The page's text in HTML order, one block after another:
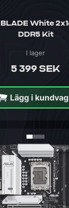
White
DDR5 Kit
5 399 SEK
I lager
Lägg i